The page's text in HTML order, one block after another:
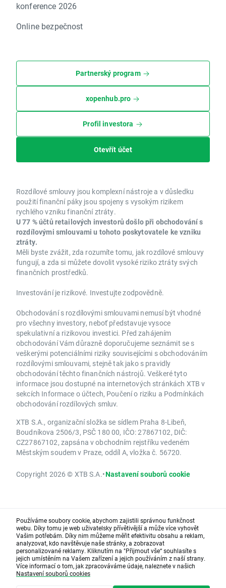
konference 2026
Online bezpečnost
Partnerský program
xopenhub.pro
Profil investora
Otevřít účet
Rozdílové smlouvy jsou komplexní nástroje a v důsledku
použití finanční páky jsou spojeny s vysokým rizikem
rychlého vzniku finanční ztráty.
U 77 % účtů retailových investorů došlo při obchodování s
rozdílovými smlouvami u tohoto poskytovatele ke vzniku
ztráty.
Měli byste zvážit, zda rozumíte tomu, jak rozdílové smlouvy
fungují, a zda si můžete dovolit vysoké riziko ztráty svých
finančních prostředků.
Investování je rizikové. Investujte zodpovědně.
Obchodování s rozdílovými smlouvami nemusí být vhodné
pro všechny investory, neboť představuje vysoce
spekulativní a rizikovou investici. Před zahájením
obchodování Vám důrazně doporučujeme seznámit se s
veškerými potenciálními riziky souvisejícími s obchodováním
rozdílovými smlouvami, stejně tak jako s pravidly
obchodování těchto finančních nástrojů. Veškeré tyto
informace jsou dostupné na internetových stránkách XTB v
sekcích Informace o účtech, Poučení o riziku a Podmínkách
obchodování rozdílových smluv.
XTB S.A., organizační složka se sídlem Praha 8-Libeň,
Boudníkova 2506/3, PSČ 180 00, IČO: 27867102, DIČ:
CZ27867102, zapsána v obchodním rejstříku vedeném
Městským soudem v Praze, oddíl A, vložka č. 56720.
Copyright 2026 © XTB S.A.•Nastavení souborů cookie
Používáme soubory cookie, abychom zajistili správnou funkčnost
webu. Díky tomu je web uživatelsky přívětivější a může více vyhovět
Vašim potřebám. Díky nim můžeme měřit efektivitu obsahu a reklam,
analyzovat, kdo navštěvuje naše stránky, a zobrazovat
personalizované reklamy. Kliknutím na "Přijmout vše“ souhlasíte s
jejich umístěním na Vašem zařízení a jejich používáním z naší strany.
Více informací o tom, jak zpracováváme údaje, naleznete v našich
Nastavení souborů cookies